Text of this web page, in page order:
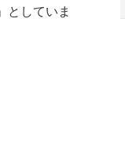
としていま